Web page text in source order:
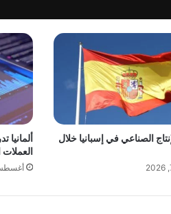
ق
و
ا
ع
د
ا
ل
د
و
و
الصناعي في إسبانيا خلال
ألمانيا
أغسطس 7,